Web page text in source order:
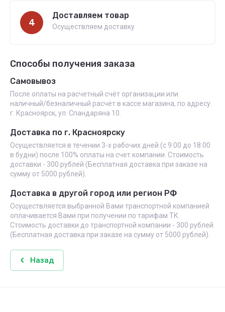
4
Доставляем товар
Осуществляем доставку
Способы получения заказа
Самовывоз
После оплаты на расчетный счёт организации или
наличный/безналичный расчёт в кассе магазина, по адресу:
г. Красноярск, ул. Спандаряна 10.
Доставка по г. Красноярску
Осуществляется в течении 3-х рабочих дней (с 9:00 до 18:00
в будни) после 100% оплаты на счет компании. Стоимость
доставки - 300 рублей (Бесплатная доставка при заказе на
сумму от 5000 рублей).
Доставка в другой город или регион РФ
Осуществляется выбранной Вами транспортной компанией
оплачивается Вами при получении по тарифам ТК.
Стоимость доставки до транспортной компании - 300 рублей
(Бесплатная доставка при заказе на сумму от 5000 рублей).
Назад